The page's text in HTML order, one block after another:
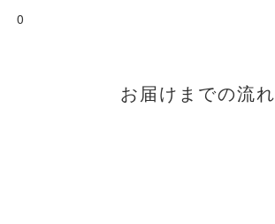
0
お届けまでの流れ